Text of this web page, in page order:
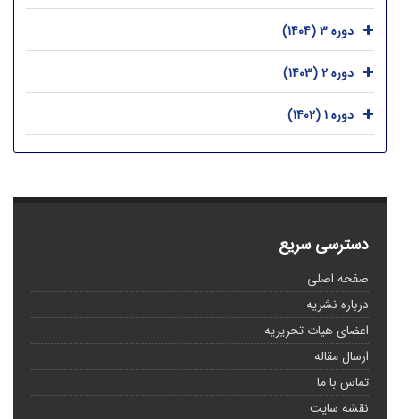
دوره 3 (1404)
دوره 2 (1403)
دوره 1 (1402)
دسترسی سریع
صفحه اصلی
درباره نشریه
اعضای هیات تحریریه
ارسال مقاله
تماس با ما
نقشه سایت